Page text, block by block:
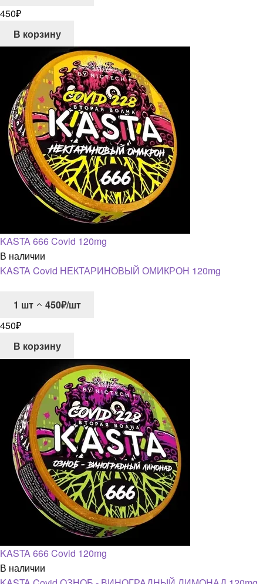
450₽
В корзину
KASTA 666 Covid 120mg
В наличии
KASTA Covid НЕКТАРИНОВЫЙ ОМИКРОН 120mg
1 шт
450₽/шт
450₽
В корзину
KASTA 666 Covid 120mg
В наличии